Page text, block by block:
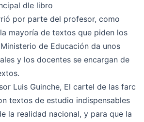
dle libro
por parte del profesor, como
mayoría de textos que piden los
de Educación da unos
y los docentes se encargan de
Luis Guinche, El cartel de las farc
textos de estudio indispensables
la realidad nacional, y para que la